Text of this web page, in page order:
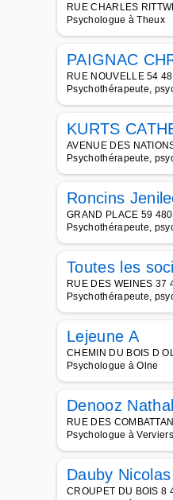
RUE CHARLES
Psychologue à Theux
PAIGNAC
RUE NOUVELLE 54
Psychothérapeute,
KURTS
AVENUE DES
Psychothérapeute,
Roncins
GRAND PLACE 59
Psychothérapeute,
Toutes les
RUE DES WEINES
Psychothérapeute,
Lejeune A
CHEMIN DU BOIS D
Psychologue à Olne
Denooz
RUE DES
Psychologue à Verviers
Dauby Nicolas
CROUPET DU BOIS 8